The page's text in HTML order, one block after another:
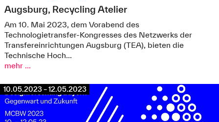
Im Recycling Atelier Augsburg werden Innovationen für ein
nachhaltiges Textilrecycling entwickelt. Melden Sie sich zum
Technologietransfer-Kongress 2023 an und sind beim Warmup
am Vorabend, dem 10.05.2023 ab 17 Uhr im Recycling Atelier
dabei. © Technische Hochschule Augsburg
Augsburg, Recycling Atelier
Am 10. Mai 2023, dem Vorabend des
Technologietransfer-Kongresses des Netzwerks der
Transfereinrichtungen Augsburg (TEA), bieten die
Technische Hoch...
mehr ...
10.05.2023 – 12.05.2023